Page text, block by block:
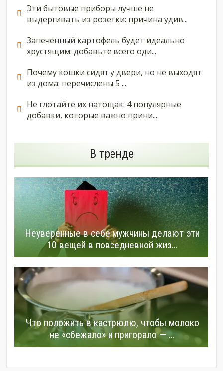
Эти бытовые приборы лучше не
выдергивать из розетки: причина удив...
Запеченный картофель будет идеально
хрустящим: добавьте всего оди...
Почему кошки сидят у двери, но не выходят
из дома: перечислены 5 ...
Не глотайте их натощак: 4 популярные
добавки, которые важно прини...
В тренде
Неуверенные в себе мужчины делают эти
10 вещей в повседневной жиз...
Что положить в кастрюлю, чтобы молоко
не «сбежало» и пригорало — ...